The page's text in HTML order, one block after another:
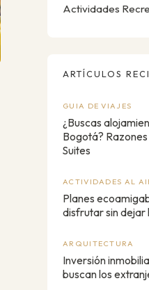
Actividades
ARTÍCULOS
GUIA DE VIAJES
¿Buscas
Bogotá?
Suites
ACTIVIDADES AL
Planes
disfrutar sin dejar
ARQUITECTURA
Inversión
buscan los